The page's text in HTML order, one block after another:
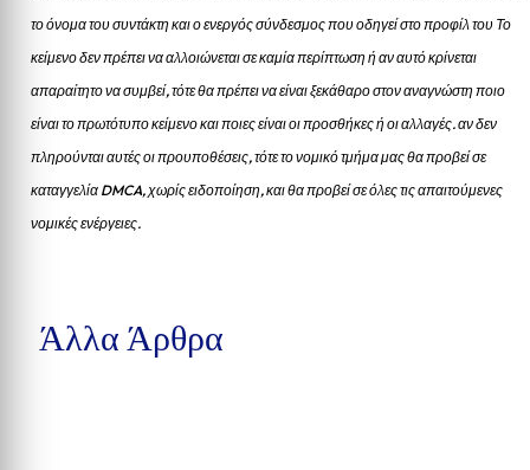
το όνομα του συντάκτη και ο ενεργός σύνδεσμος που οδηγεί στο προφίλ του Το
κείμενο δεν πρέπει να αλλοιώνεται σε καμία περίπτωση ή αν αυτό κρίνεται
απαραίτητο να συμβεί, τότε θα πρέπει να είναι ξεκάθαρο στον αναγνώστη ποιο
είναι το πρωτότυπο κείμενο και ποιες είναι οι προσθήκες ή οι αλλαγές. αν δεν
πληρούνται αυτές οι προυποθέσεις, τότε το νομικό τμήμα μας θα προβεί σε
καταγγελία DMCA, χωρίς ειδοποίηση, και θα προβεί σε όλες τις απαιτούμενες
νομικές ενέργειες.
Άλλα Άρθρα